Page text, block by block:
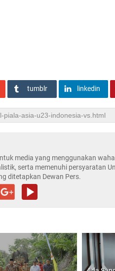
tumblr linkedin
media yang menggunakan
serta memenuhi persyaratan
ditetapkan Dewan Pers.